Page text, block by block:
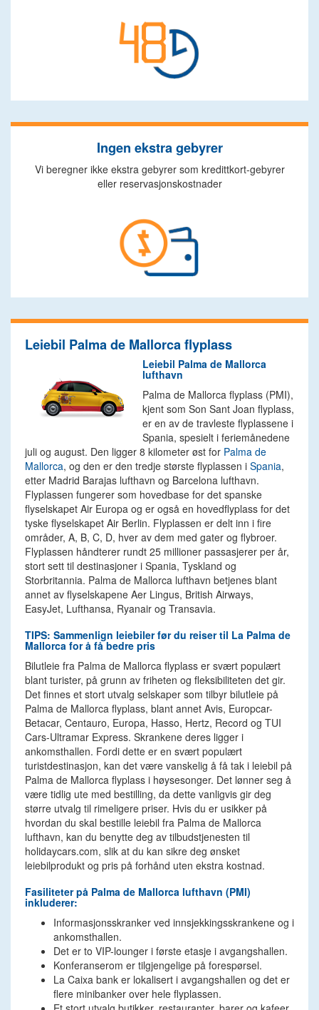
Ingen ekstra gebyrer
Vi beregner ikke ekstra gebyrer som kredittkort-gebyrer
eller reservasjonskostnader
Leiebil Palma de Mallorca flyplass
Leiebil Palma de Mallorca
lufthavn
Palma de Mallorca flyplass (PMI),
kjent som Son Sant Joan flyplass,
er en av de travleste flyplassene i
Spania, spesielt i feriemånedene
juli og august. Den ligger 8 kilometer øst for Palma de
Mallorca, og den er den tredje største flyplassen i Spania,
etter Madrid Barajas lufthavn og Barcelona lufthavn.
Flyplassen fungerer som hovedbase for det spanske
flyselskapet Air Europa og er også en hovedflyplass for det
tyske flyselskapet Air Berlin. Flyplassen er delt inn i fire
områder, A, B, C, D, hver av dem med gater og flybroer.
Flyplassen håndterer rundt 25 millioner passasjerer per år,
stort sett til destinasjoner i Spania, Tyskland og
Storbritannia. Palma de Mallorca lufthavn betjenes blant
annet av flyselskapene Aer Lingus, British Airways,
EasyJet, Lufthansa, Ryanair og Transavia.
TIPS: Sammenlign leiebiler før du reiser til La Palma de
Mallorca for å få bedre pris
Bilutleie fra Palma de Mallorca flyplass er svært populært
blant turister, på grunn av friheten og fleksibiliteten det gir.
Det finnes et stort utvalg selskaper som tilbyr bilutleie på
Palma de Mallorca flyplass, blant annet Avis, Europcar-
Betacar, Centauro, Europa, Hasso, Hertz, Record og TUI
Cars-Ultramar Express. Skrankene deres ligger i
ankomsthallen. Fordi dette er en svært populært
turistdestinasjon, kan det være vanskelig å få tak i leiebil på
Palma de Mallorca flyplass i høysesonger. Det lønner seg å
være tidlig ute med bestilling, da dette vanligvis gir deg
større utvalg til rimeligere priser. Hvis du er usikker på
hvordan du skal bestille leiebil fra Palma de Mallorca
lufthavn, kan du benytte deg av tilbudstjenesten til
holidaycars.com, slik at du kan sikre deg ønsket
leiebilprodukt og pris på forhånd uten ekstra kostnad.
Fasiliteter på Palma de Mallorca lufthavn (PMI)
inkluderer:
Informasjonsskranker ved innsjekkingsskrankene og i
ankomsthallen.
Det er to VIP-lounger i første etasje i avgangshallen.
Konferanserom er tilgjengelige på forespørsel.
La Caixa bank er lokalisert i avgangshallen og det er
flere minibanker over hele flyplassen.